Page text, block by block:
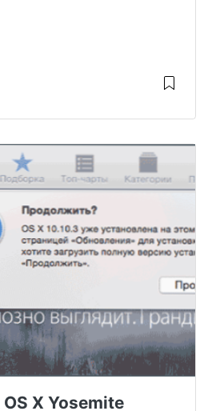
X Yosemite